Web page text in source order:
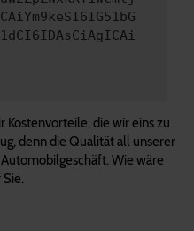
die wir eins zu
denn die Qualität all unserer
Wie wäre